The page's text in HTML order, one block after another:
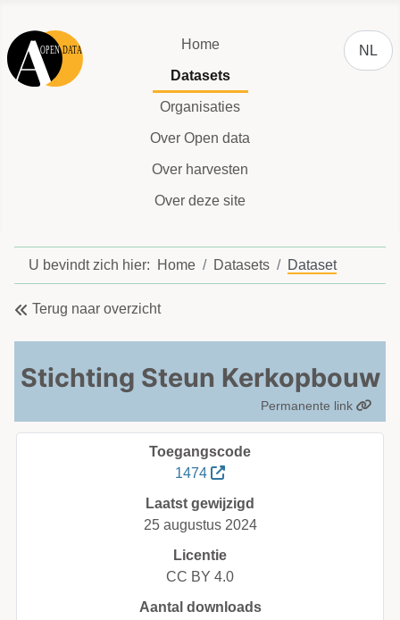
Home
Datasets
Organisaties
Over Open data
Over harvesten
Over deze site
NL
U bevindt zich hier: Home Datasets Dataset
Terug naar overzicht
Stichting Steun Kerkopbouw
Permanente link
Toegangscode
1474
Laatst gewijzigd
25 augustus 2024
Licentie
CC BY 4.0
Aantal downloads